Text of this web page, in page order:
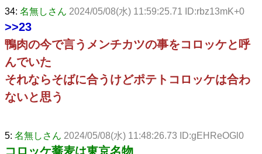
34: 名無しさん 2024/05/08(水) 11:59:25.71 ID:rbz13mK+0
>>23
鴨肉の今で言うメンチカツの事をコロッケと呼
んでいた
それならそばに合うけどポテトコロッケは合わ
ないと思う
5: 名無しさん 2024/05/08(水) 11:48:26.73 ID:gEHReOGl0
コロッケ蕎麦は東京名物